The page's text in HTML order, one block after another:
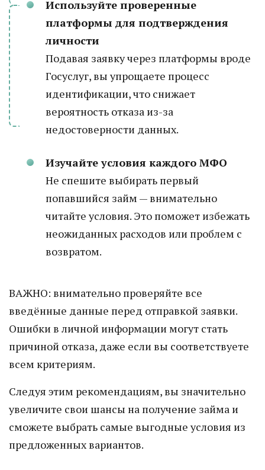
Используйте проверенные
платформы для подтверждения
личности
Подавая заявку через платформы вроде
Госуслуг, вы упрощаете процесс
идентификации, что снижает
вероятность отказа из-за
недостоверности данных.
Изучайте условия каждого МФО
Не спешите выбирать первый
попавшийся займ — внимательно
читайте условия. Это поможет избежать
неожиданных расходов или проблем с
возвратом.
ВАЖНО: внимательно проверяйте все
введённые данные перед отправкой заявки.
Ошибки в личной информации могут стать
причиной отказа, даже если вы соответствуете
всем критериям.
Следуя этим рекомендациям, вы значительно
увеличите свои шансы на получение займа и
сможете выбрать самые выгодные условия из
предложенных вариантов.